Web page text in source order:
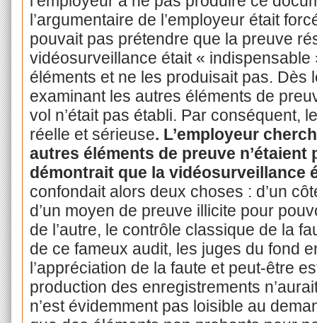
l’argumentaire de l’employeur était
pouvait pas prétendre que la preuve
vidéosurveillance était « indispensable
éléments et ne les produisait pas. Dès
examinant les autres éléments de
vol n’était pas établi. Par conséquent,
réelle et sérieuse. L’employeur
autres éléments de preuve n’étaient
démontrait que la vidéosurveillance
confondait alors deux choses : d’un
d’un moyen de preuve illicite pour
de l’autre, le contrôle classique de la
de ce fameux audit, les juges du fond
l’appréciation de la faute et peut-être
production des enregistrements
n’est évidemment pas loisible au